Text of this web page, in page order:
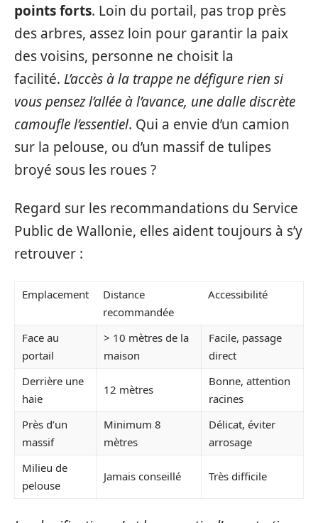
points forts. Loin du portail, pas trop près
des arbres, assez loin pour garantir la paix
des voisins, personne ne choisit la
facilité. L’accès à la trappe ne défigure rien si
vous pensez l’allée à l’avance, une dalle discrète
camoufle l’essentiel. Qui a envie d’un camion
sur la pelouse, ou d’un massif de tulipes
broyé sous les roues ?
Regard sur les recommandations du Service
Public de Wallonie, elles aident toujours à s’y
retrouver :
Emplacement
Distance
recommandée
Accessibilité
Face au
portail
> 10 mètres de la
maison
Facile, passage
direct
Derrière une
haie
12 mètres
Bonne, attention
racines
Près d’un
massif
Minimum 8
mètres
Délicat, éviter
arrosage
Milieu de
pelouse
Jamais conseillé Très difficile